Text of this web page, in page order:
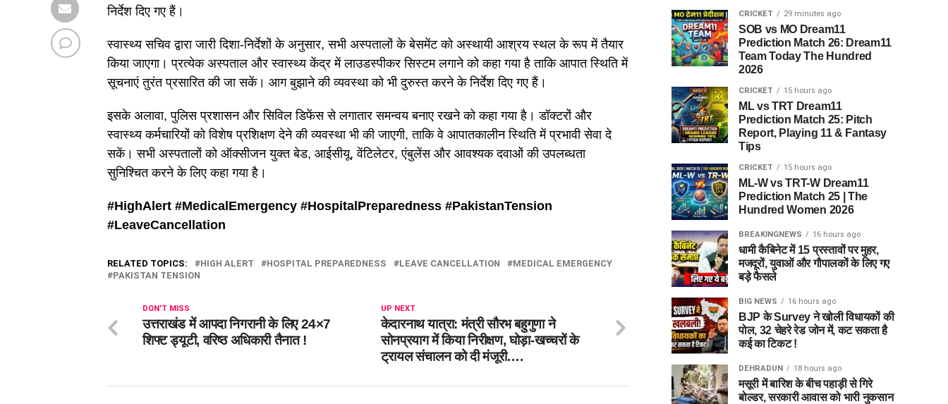
निर्देश दिए गए हैं।
स्वास्थ्य सचिव द्वारा जारी दिशा-निर्देशों के अनुसार, सभी अस्पतालों के बेसमेंट को अस्थायी आश्रय स्थल के रूप में तैयार
किया जाएगा। प्रत्येक अस्पताल और स्वास्थ्य केंद्र में लाउडस्पीकर सिस्टम लगाने को कहा गया है ताकि आपात स्थिति में
सूचनाएं तुरंत प्रसारित की जा सकें। आग बुझाने की व्यवस्था को भी दुरुस्त करने के निर्देश दिए गए हैं।
इसके अलावा, पुलिस प्रशासन और सिविल डिफेंस से लगातार समन्वय बनाए रखने को कहा गया है। डॉक्टरों और
स्वास्थ्य कर्मचारियों को विशेष प्रशिक्षण देने की व्यवस्था भी की जाएगी, ताकि वे आपातकालीन स्थिति में प्रभावी सेवा दे
सकें। सभी अस्पतालों को ऑक्सीजन युक्त बेड, आईसीयू, वेंटिलेटर, एंबुलेंस और आवश्यक दवाओं की उपलब्धता
सुनिश्चित करने के लिए कहा गया है।
#HighAlert #MedicalEmergency #HospitalPreparedness #PakistanTension
#LeaveCancellation
RELATED TOPICS: HIGH ALERT HOSPITAL PREPAREDNESS LEAVE CANCELLATION
MEDICAL EMERGENCY
PAKISTAN TENSION
UP NEXT
केदारनाथ यात्रा: मंत्री सौरभ बहुगुणा ने
सोनप्रयाग में किया निरीक्षण, घोड़ा-खच्चरों के
ट्रायल संचालन को दी मंजूरी….
DON'T MISS
उत्तराखंड में आपदा निगरानी के लिए 24×7
शिफ्ट ड्यूटी, वरिष्ठ अधिकारी तैनात !
CRICKET 29 minutes ago
SOB vs MO Dream11
Prediction Match 26: Dream11
Team Today The Hundred
2026
CRICKET 15 hours ago
ML vs TRT Dream11
Prediction Match 25: Pitch
Report, Playing 11 & Fantasy
Tips
CRICKET 15 hours ago
ML-W vs TRT-W Dream11
Prediction Match 25 | The
Hundred Women 2026
BREAKINGNEWS 16 hours ago
धामी कैबिनेट में 15 प्रस्तावों पर मुहर,
मजदूरों, युवाओं और गौपालकों के लिए गए
बड़े फैसले
BIG NEWS 16 hours ago
BJP के Survey ने खोली विधायकों की
पोल, 32 चेहरे रेड जोन में, कट सकता है
कई का टिकट !
DEHRADUN 18 hours ago
मसूरी में बारिश के बीच पहाड़ी से गिरे
बोल्डर, सरकारी आवास को भारी नुकसान